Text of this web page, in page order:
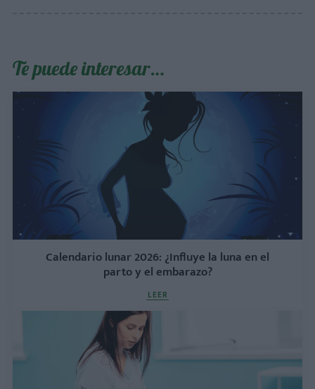
Te puede interesar…
Calendario lunar 2026: ¿Influye la luna en el
parto y el embarazo?
LEER